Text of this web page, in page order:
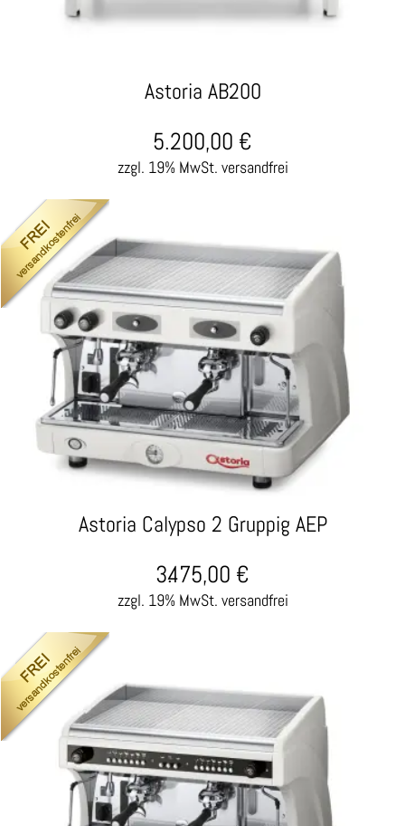
Astoria AB200
zzgl. 19% MwSt. versandfrei
5.200,00 €
Astoria Calypso 2 Gruppig AEP
zzgl. 19% MwSt. versandfrei
3.475,00 €